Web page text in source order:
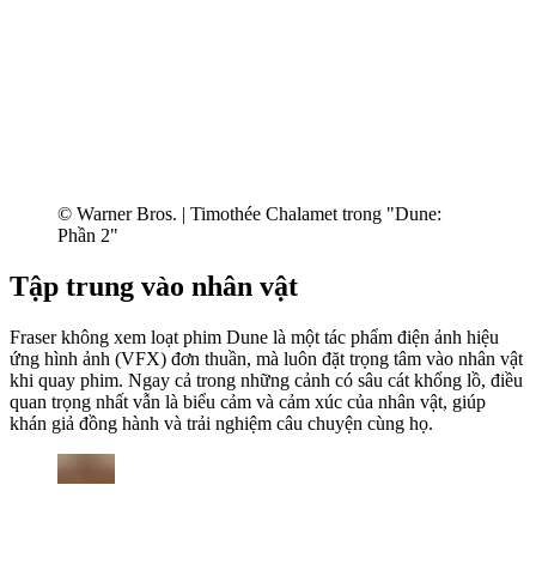
© Warner Bros. | Timothée Chalamet trong "Dune:
Phần 2"
Tập trung vào nhân vật
Fraser không xem loạt phim Dune là một tác phẩm điện ảnh hiệu
ứng hình ảnh (VFX) đơn thuần, mà luôn đặt trọng tâm vào nhân vật
khi quay phim. Ngay cả trong những cảnh có sâu cát khổng lồ, điều
quan trọng nhất vẫn là biểu cảm và cảm xúc của nhân vật, giúp
khán giả đồng hành và trải nghiệm câu chuyện cùng họ.